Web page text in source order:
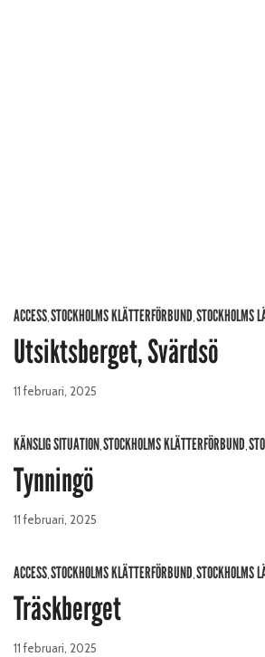
ACCESS,STOCKHOLMS KLÄTTERFÖRBUND,STOCKHOLMS
Utsiktsberget, Svärdsö
11 februari, 2025
KÄNSLIG SITUATION,STOCKHOLMS KLÄTTERFÖRBUND,
Tynningö
11 februari, 2025
ACCESS,STOCKHOLMS KLÄTTERFÖRBUND,STOCKHOLMS
Träskberget
11 februari, 2025